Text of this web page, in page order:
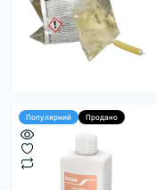
Популярний Продано